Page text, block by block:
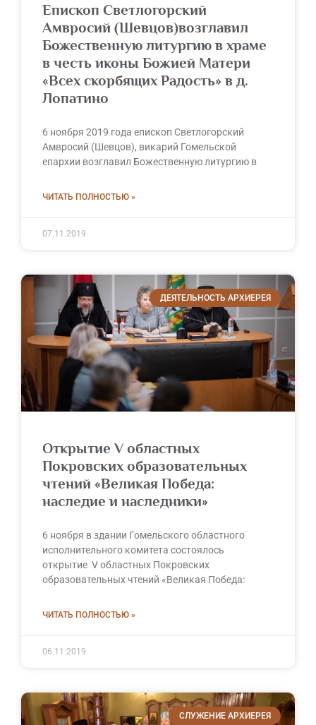
Епископ Светлогорский
Амвросий (Шевцов)возглавил
Божественную литургию в храме
в честь иконы Божией Матери
«Всех скорбящих Радость» в д.
Лопатино
6 ноября 2019 года епископ Светлогорский
Амвросий (Шевцов), викарий Гомельской
епархии возглавил Божественную литургию в
ЧИТАТЬ ПОЛНОСТЬЮ »
07.11.2019
ДЕЯТЕЛЬНОСТЬ АРХИЕРЕЯ
Открытие V областных
Покровских образовательных
чтений «Великая Победа:
наследие и наследники»
6 ноября в здании Гомельского областного
исполнительного комитета состоялось
открытие V областных Покровских
образовательных чтений «Великая Победа:
ЧИТАТЬ ПОЛНОСТЬЮ »
06.11.2019
СЛУЖЕНИЕ АРХИЕРЕЯ